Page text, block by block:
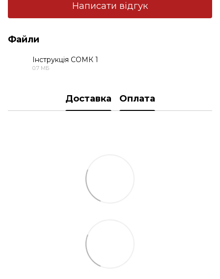
Написати відгук
Файли
Інструкція СОМК 1
0.7 МБ
Доставка Оплата